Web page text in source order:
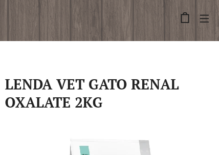
LENDA VET GATO RENAL
OXALATE 2KG